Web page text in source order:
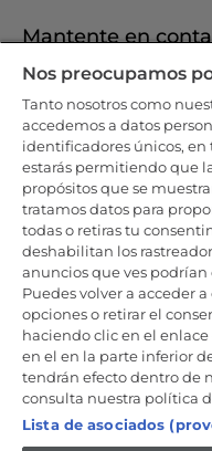
Mantente en
Candy Hoover Group Srl
gestiona y coordina la
en Via Comolli, 57 - 20861
Privata Eden Fumagalli -
social de 30,000,000.00€
Mercantil/ tributación de
IT00786860965
ES / Español
Nos preocupamos
Tanto nosotros como
accedemos a datos
identificadores únicos, en
estarás permitiendo que
propósitos que se
tratamos datos para
todas o retiras tu
deshabilitan los
anuncios que ves podrían
Puedes volver a acceder
opciones o retirar el
haciendo clic en el enlace
en el en la parte inferior
tendrán efecto dentro de
consulta nuestra política
Lista de asociados